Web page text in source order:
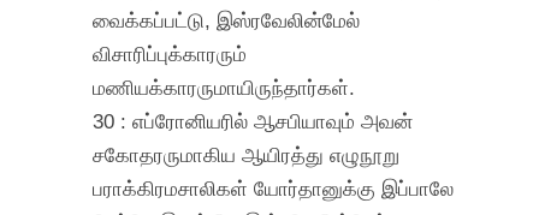
வைக்கப்பட்டு, இஸ்ரவேலின்மேல்
விசாரிப்புக்காரரும்
மணியக்காரருமாயிருந்தார்கள்.
30 : எப்ரோனியரில் ஆசபியாவும் அவன்
சகோதரருமாகிய ஆயிரத்து எழுநூறு
பராக்கிரமசாலிகள் யோர்தானுக்கு இப்பாலே